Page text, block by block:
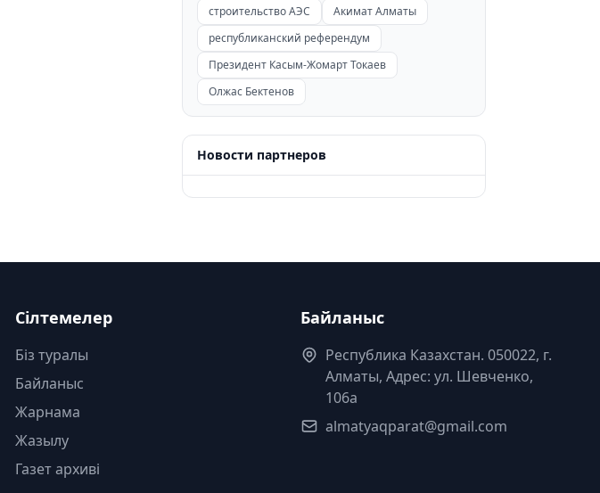
строительство АЭС
Акимат Алматы
республиканский референдум
Президент Касым-Жомарт Токаев
Олжас Бектенов
Новости партнеров
Сілтемелер
Біз туралы
Байланыс
Жарнама
Жазылу
Газет архиві
Байланыс
Республика Казахстан. 050022, г.
Алматы, Адрес: ул. Шевченко,
106а
almatyaqparat@gmail.com